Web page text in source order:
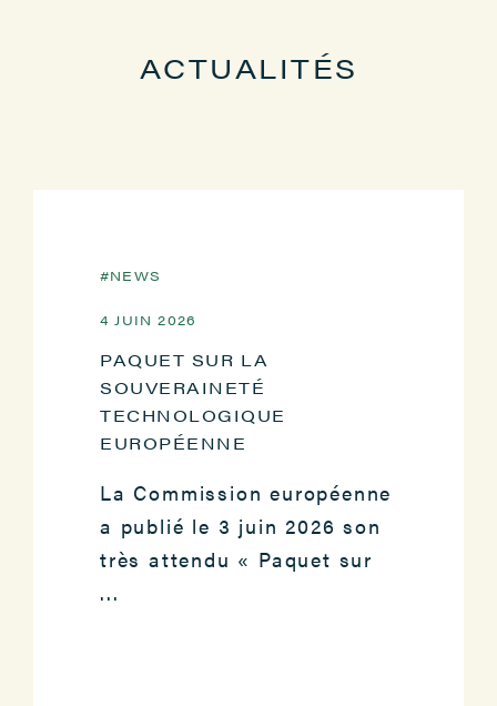
ACTUALITÉS
NEWS
4 JUIN 2026
PAQUET SUR LA
SOUVERAINETÉ
TECHNOLOGIQUE
EUROPÉENNE
La Commission européenne
a publié le 3 juin 2026 son
très attendu « Paquet sur
...